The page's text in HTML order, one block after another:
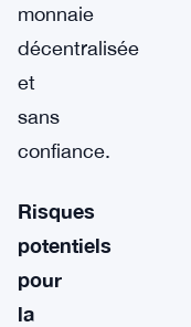
monnaie
décentralisée
et
sans
confiance.
Risques
potentiels
pour
la